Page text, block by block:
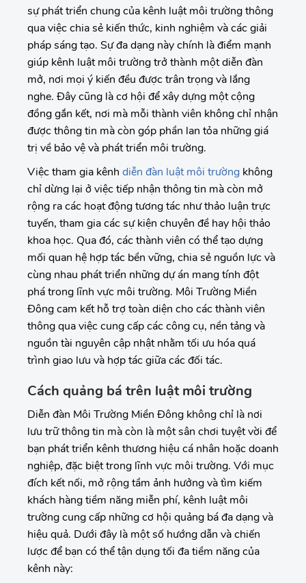
sự phát triển chung của kênh luật môi trường thông
qua việc chia sẻ kiến thức, kinh nghiệm và các giải
pháp sáng tạo. Sự đa dạng này chính là điểm mạnh
giúp kênh luật môi trường trở thành một diễn đàn
mở, nơi mọi ý kiến đều được trân trọng và lắng
nghe. Đây cũng là cơ hội để xây dựng một cộng
đồng gắn kết, nơi mà mỗi thành viên không chỉ nhận
được thông tin mà còn góp phần lan tỏa những giá
trị về bảo vệ và phát triển môi trường.
Việc tham gia kênh diễn đàn luật môi trường không
chỉ dừng lại ở việc tiếp nhận thông tin mà còn mở
rộng ra các hoạt động tương tác như thảo luận trực
tuyến, tham gia các sự kiện chuyên đề hay hội thảo
khoa học. Qua đó, các thành viên có thể tạo dựng
mối quan hệ hợp tác bền vững, chia sẻ nguồn lực và
cùng nhau phát triển những dự án mang tính đột
phá trong lĩnh vực môi trường. Môi Trường Miền
Đông cam kết hỗ trợ toàn diện cho các thành viên
thông qua việc cung cấp các công cụ, nền tảng và
nguồn tài nguyên cập nhật nhằm tối ưu hóa quá
trình giao lưu và hợp tác giữa các đối tác.
Cách quảng bá trên luật môi trường
Diễn đàn Môi Trường Miền Đông không chỉ là nơi
lưu trữ thông tin mà còn là một sân chơi tuyệt vời để
bạn phát triển kênh thương hiệu cá nhân hoặc doanh
nghiệp, đặc biệt trong lĩnh vực môi trường. Với mục
đích kết nối, mở rộng tầm ảnh hưởng và tìm kiếm
khách hàng tiềm năng miễn phí, kênh luật môi
trường cung cấp những cơ hội quảng bá đa dạng và
hiệu quả. Dưới đây là một số hướng dẫn và chiến
lược để bạn có thể tận dụng tối đa tiềm năng của
kênh này: